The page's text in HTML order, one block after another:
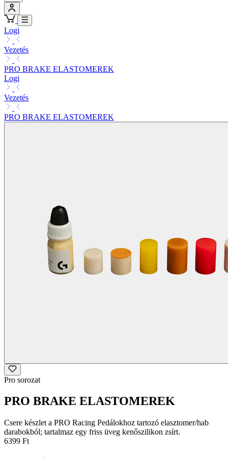
Logi
Vezetés
PRO BRAKE ELASTOMEREK
Logi
Vezetés
PRO BRAKE ELASTOMEREK
Pro sorozat
PRO BRAKE ELASTOMEREK
Csere készlet a PRO Racing Pedálokhoz tartozó elasztomer/hab
darabokból; tartalmaz egy friss üveg kenőszilikon zsírt.
6399 Ft